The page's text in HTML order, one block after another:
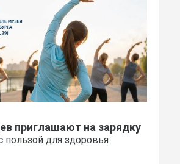
приглашают на зарядку
пользой для здоровья